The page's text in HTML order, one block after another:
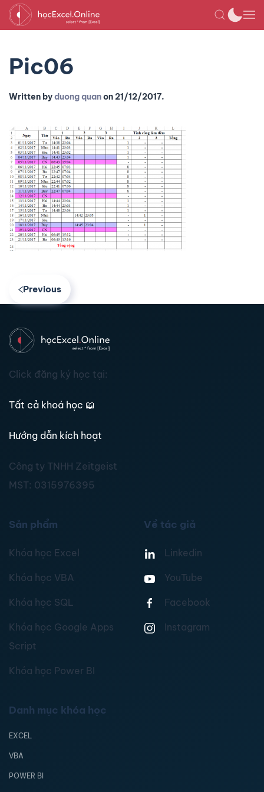
Pic06
Written byduong quanon21/12/2017.
Previous
Click đăng ký học tại:
Tất cả khoá học 📖
Hướng dẫn kích hoạt
Công ty TNHH Zeitgeist
MST: 0315976395
Sản phẩm
Khóa học Excel
Khóa học VBA
Khóa học SQL
Khóa học Google Apps
Script
Khóa học Power BI
Về tác giả
Linkedin
YouTube
Facebook
Instagram
Danh mục khóa học
EXCEL
VBA
POWER BI